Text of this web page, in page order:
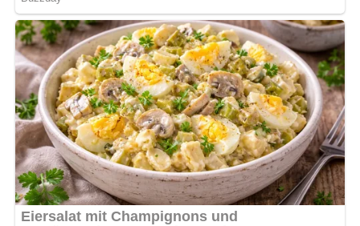
und Muskat abschmecken und die Suppe servieren.
Zubereitungszeit
Vorbereitungszeit
25 Minuten
Kochzeit
10 Minuten
Gesamtzeit
35 Minuten
Schwierigkeitsgrad